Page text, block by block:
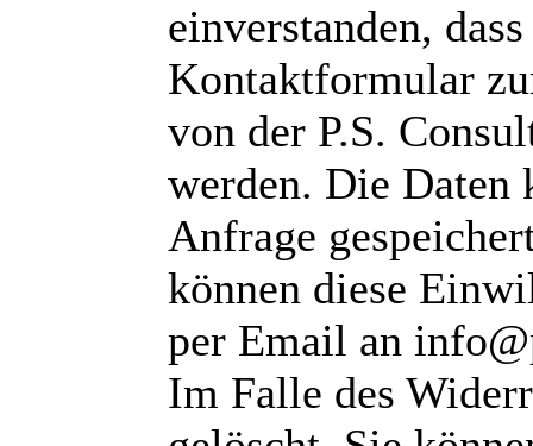
einverstanden,
Kontaktformular
von der P.S.
werden. Die Daten
Anfrage
können diese
per Email an
Im Falle des